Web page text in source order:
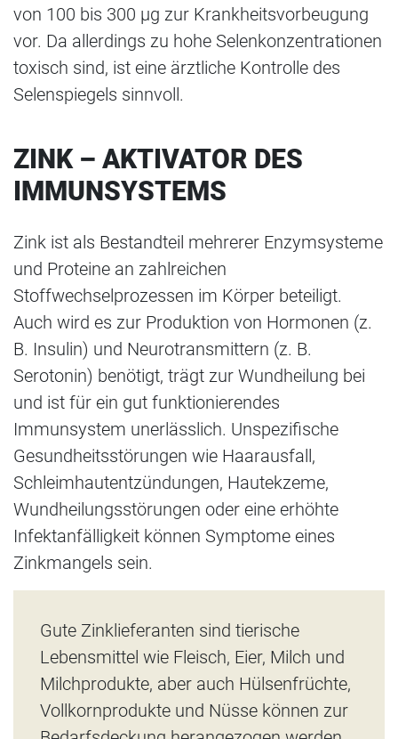
von 100 bis 300 µg zur Krankheitsvorbeugung
vor. Da allerdings zu hohe Selenkonzentrationen
toxisch sind, ist eine ärztliche Kontrolle des
Selenspiegels sinnvoll.
ZINK – AKTIVATOR DES
IMMUNSYSTEMS
Zink ist als Bestandteil mehrerer Enzymsysteme
und Proteine an zahlreichen
Stoffwechselprozessen im Körper beteiligt.
Auch wird es zur Produktion von Hormonen (z.
B. Insulin) und Neurotransmittern (z. B.
Serotonin) benötigt, trägt zur Wundheilung bei
und ist für ein gut funktionierendes
Immunsystem unerlässlich. Unspezifische
Gesundheitsstörungen wie Haarausfall,
Schleimhautentzündungen, Hautekzeme,
Wundheilungsstörungen oder eine erhöhte
Infektanfälligkeit können Symptome eines
Zinkmangels sein.
Gute Zinklieferanten sind tierische
Lebensmittel wie Fleisch, Eier, Milch und
Milchprodukte, aber auch Hülsenfrüchte,
Vollkornprodukte und Nüsse können zur